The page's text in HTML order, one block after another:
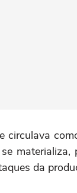
circulava
materializa,
da